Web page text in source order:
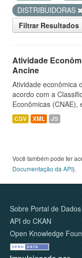
DISTRIBUIDORAS
Filtrar Resultados
Atividade
Ancine
Atividade econômica
acordo com a
Econômicas
CSV XML JS
Você também pode ter
Documentação da API).
Sobre Portal de
API do CKAN
Open Knowledge